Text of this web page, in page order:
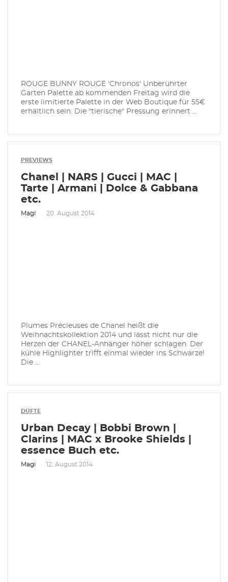
ROUGE BUNNY ROUGE 'Chronos' Unberührter
Garten Palette ab kommenden Freitag wird die
erste limitierte Palette in der Web Boutique für 55€
erhältlich sein. Die "tierische" Pressung erinnert ...
PREVIEWS
Chanel | NARS | Gucci | MAC |
Tarte | Armani | Dolce & Gabbana
etc.
Magi 20. August 2014
Plumes Précieuses de Chanel heißt die
Weihnachtskollektion 2014 und lässt nicht nur die
Herzen der CHANEL-Anhänger höher schlagen. Der
kühle Highlighter trifft einmal wieder ins Schwarze!
Die ...
DÜFTE
Urban Decay | Bobbi Brown |
Clarins | MAC x Brooke Shields |
essence Buch etc.
Magi 12. August 2014